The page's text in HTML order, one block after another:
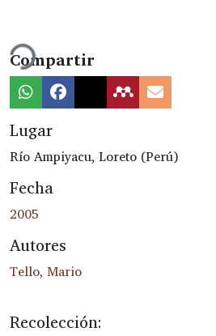
Cargando...
Compartir
Lugar
Río Ampiyacu, Loreto (Perú)
Fecha
2005
Autores
Tello, Mario
Recolección: